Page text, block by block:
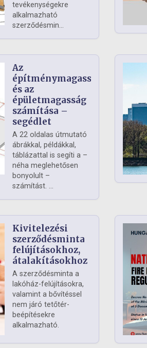
tevékenységekre
alkalmazható
szerződésmin...
Az
építménymagasság
és az
épületmagasság
számítása –
segédlet
A 22 oldalas útmutató
ábrákkal, példákkal,
táblázattal is segíti a –
néha meglehetősen
bonyolult –
számítást. ...
Kivitelezési
szerződésminta
felújításokhoz,
átalakításokhoz
A szerződésminta a
lakóház-felújításokra,
valamint a bővítéssel
nem járó tetőtér-
beépítésekre
alkalmazható.